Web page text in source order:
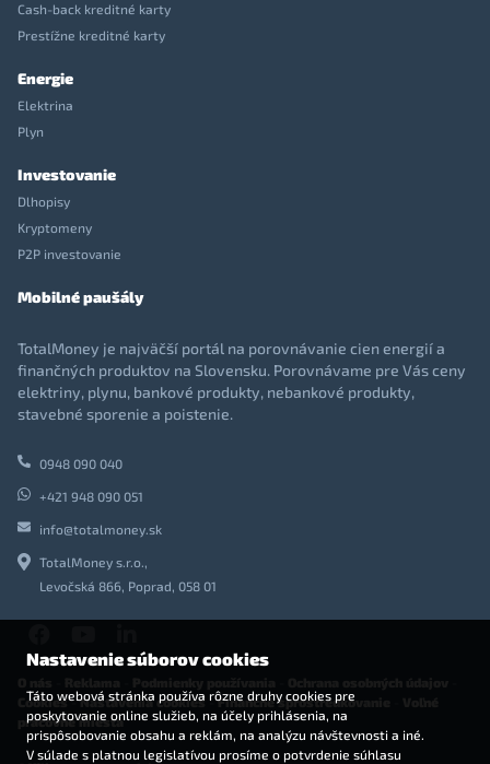
Cash-back kreditné karty
Prestížne kreditné karty
Energie
Elektrina
Plyn
Investovanie
Dlhopisy
Kryptomeny
P2P investovanie
Mobilné paušály
TotalMoney je najväčší portál na porovnávanie cien energií a
finančných produktov na Slovensku. Porovnávame pre Vás ceny
elektriny, plynu, bankové produkty, nebankové produkty,
stavebné sporenie a poistenie.
0948 090 040
+421 948 090 051
info@totalmoney.sk
TotalMoney s.r.o.,
Levočská 866, Poprad, 058 01
Cookies-Nastavenia cookies -Finančné sprostredkovanie
pracovné miesta
Nastavenie súborov cookies
Táto webová stránka používa rôzne druhy cookies pre
poskytovanie online služieb, na účely prihlásenia, na
prispôsobovanie obsahu a reklám, na analýzu návštevnosti a iné.
V súlade s platnou legislatívou prosíme o potvrdenie súhlasu